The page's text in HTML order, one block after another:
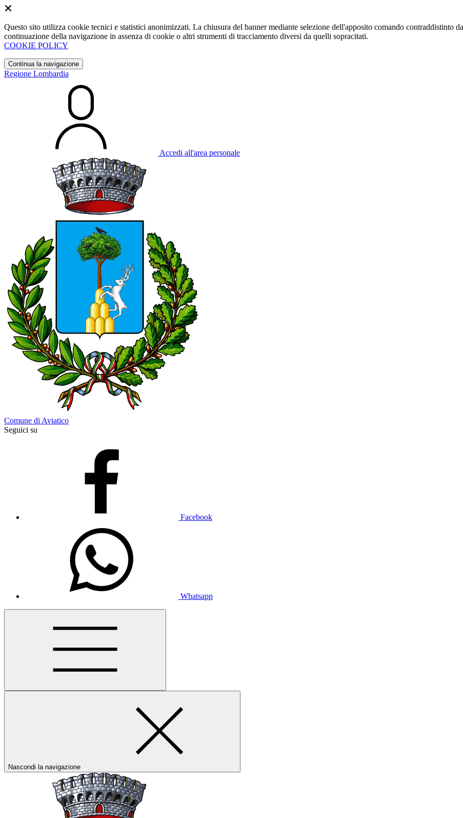
Questo sito utilizza cookie tecnici e statistici anonimizzati. La chiusura del banner mediante selezione dell'apposito comando contraddistinto
continuazione della navigazione in assenza di cookie o altri strumenti di tracciamento diversi da quelli sopracitati.
COOKIE POLICY
Continua la navigazione
Regione Lombardia
Accedi all'area personale
Comune di Aviatico
Seguici su
Facebook
Whatsapp
Nascondi la navigazione